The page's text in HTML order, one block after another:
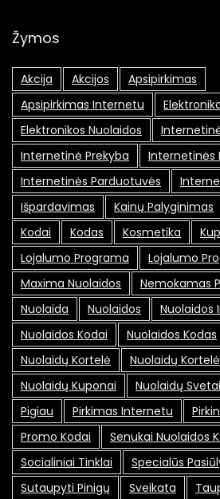
Žymos
Akcija Akcijos
Apsipirkimas
Apsipirkimas Internetu
Elektronikos Nuolaidos
Internetinė Prekyba
Internetinės
Internetinės Parduotuvės
Išpardavimas
Kainų Palyginimas
Kodai
Kodas Kosmetika
Lojalumo Programa
Lojalumo
Maxima Nuolaidos
Nemokamas
Nuolaida
Nuolaidos
Nuolaidos
Nuolaidos Kodai
Nuolaidos Kodas
Nuolaidų Kortelė
Nuolaidų
Nuolaidų Kuponai
Nuolaidų
Pigiau
Pirkimas Internetu
Promo Kodai
Senukai Nuolaidos
Socialiniai Tinklai
Specialūs
Sutaupyti Pinigų
Sveikata